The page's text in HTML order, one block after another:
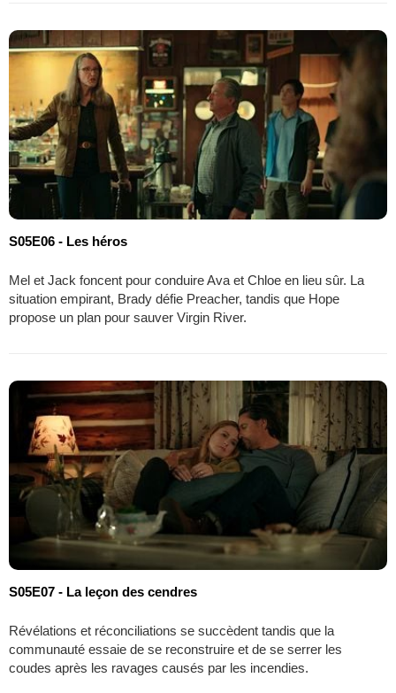
S05E06 - Les héros
Mel et Jack foncent pour conduire Ava et Chloe en lieu sûr. La
situation empirant, Brady défie Preacher, tandis que Hope
propose un plan pour sauver Virgin River.
S05E07 - La leçon des cendres
Révélations et réconciliations se succèdent tandis que la
communauté essaie de se reconstruire et de se serrer les
coudes après les ravages causés par les incendies.